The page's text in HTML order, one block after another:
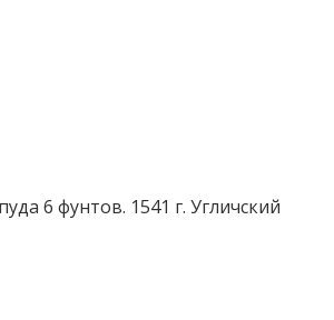
6 фунтов. 1541 г. Угличский